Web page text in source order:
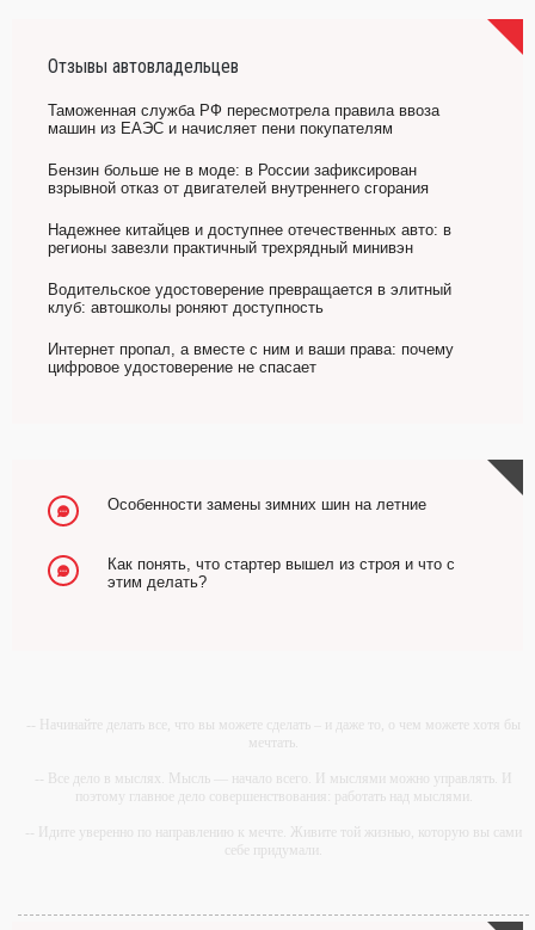
Отзывы автовладельцев
Таможенная служба РФ пересмотрела правила ввоза
машин из ЕАЭС и начисляет пени покупателям
Бензин больше не в моде: в России зафиксирован
взрывной отказ от двигателей внутреннего сгорания
Надежнее китайцев и доступнее отечественных авто: в
регионы завезли практичный трехрядный минивэн
Водительское удостоверение превращается в элитный
клуб: автошколы роняют доступность
Интернет пропал, а вместе с ним и ваши права: почему
цифровое удостоверение не спасает
Особенности замены зимних шин на летние
Как понять, что стартер вышел из строя и что с
этим делать?
-- Начинайте делать все, что вы можете сделать – и даже то, о чем можете хотя бы
мечтать.
-- Все дело в мыслях. Мысль — начало всего. И мыслями можно управлять. И
поэтому главное дело совершенствования: работать над мыслями.
-- Идите уверенно по направлению к мечте. Живите той жизнью, которую вы сами
себе придумали.